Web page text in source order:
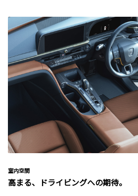
室内空間
高まる、ドライビングへの期待。